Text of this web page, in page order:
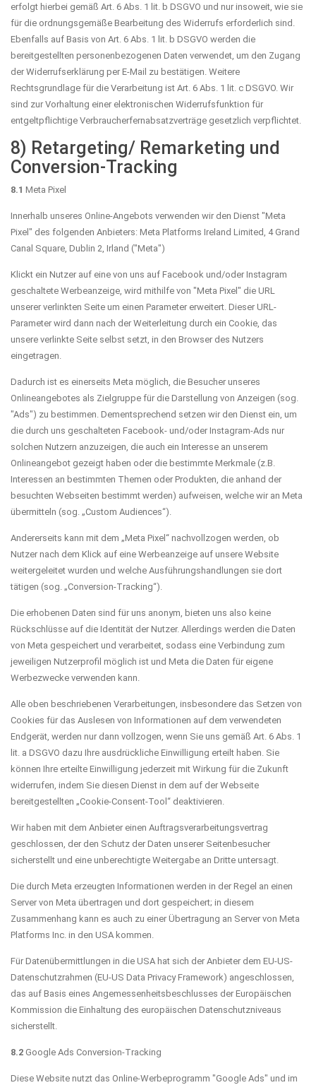
erfolgt hierbei gemäß Art. 6 Abs. 1 lit. b DSGVO und nur insoweit, wie sie
für die ordnungsgemäße Bearbeitung des Widerrufs erforderlich sind.
Ebenfalls auf Basis von Art. 6 Abs. 1 lit. b DSGVO werden die
bereitgestellten personenbezogenen Daten verwendet, um den Zugang
der Widerrufserklärung per E-Mail zu bestätigen. Weitere
Rechtsgrundlage für die Verarbeitung ist Art. 6 Abs. 1 lit. c DSGVO. Wir
sind zur Vorhaltung einer elektronischen Widerrufsfunktion für
entgeltpflichtige Verbraucherfernabsatzverträge gesetzlich verpflichtet.
8) Retargeting/ Remarketing und
Conversion-Tracking
8.1 Meta Pixel
Innerhalb unseres Online-Angebots verwenden wir den Dienst "Meta
Pixel" des folgenden Anbieters: Meta Platforms Ireland Limited, 4 Grand
Canal Square, Dublin 2, Irland ("Meta")
Klickt ein Nutzer auf eine von uns auf Facebook und/oder Instagram
geschaltete Werbeanzeige, wird mithilfe von "Meta Pixel" die URL
unserer verlinkten Seite um einen Parameter erweitert. Dieser URL-
Parameter wird dann nach der Weiterleitung durch ein Cookie, das
unsere verlinkte Seite selbst setzt, in den Browser des Nutzers
eingetragen.
Dadurch ist es einerseits Meta möglich, die Besucher unseres
Onlineangebotes als Zielgruppe für die Darstellung von Anzeigen (sog.
"Ads") zu bestimmen. Dementsprechend setzen wir den Dienst ein, um
die durch uns geschalteten Facebook- und/oder Instagram-Ads nur
solchen Nutzern anzuzeigen, die auch ein Interesse an unserem
Onlineangebot gezeigt haben oder die bestimmte Merkmale (z.B.
Interessen an bestimmten Themen oder Produkten, die anhand der
besuchten Webseiten bestimmt werden) aufweisen, welche wir an Meta
übermitteln (sog. „Custom Audiences“).
Andererseits kann mit dem „Meta Pixel“ nachvollzogen werden, ob
Nutzer nach dem Klick auf eine Werbeanzeige auf unsere Website
weitergeleitet wurden und welche Ausführungshandlungen sie dort
tätigen (sog. „Conversion-Tracking“).
Die erhobenen Daten sind für uns anonym, bieten uns also keine
Rückschlüsse auf die Identität der Nutzer. Allerdings werden die Daten
von Meta gespeichert und verarbeitet, sodass eine Verbindung zum
jeweiligen Nutzerprofil möglich ist und Meta die Daten für eigene
Werbezwecke verwenden kann.
Alle oben beschriebenen Verarbeitungen, insbesondere das Setzen von
Cookies für das Auslesen von Informationen auf dem verwendeten
Endgerät, werden nur dann vollzogen, wenn Sie uns gemäß Art. 6 Abs. 1
lit. a DSGVO dazu Ihre ausdrückliche Einwilligung erteilt haben. Sie
können Ihre erteilte Einwilligung jederzeit mit Wirkung für die Zukunft
widerrufen, indem Sie diesen Dienst in dem auf der Webseite
bereitgestellten „Cookie-Consent-Tool“ deaktivieren.
Wir haben mit dem Anbieter einen Auftragsverarbeitungsvertrag
geschlossen, der den Schutz der Daten unserer Seitenbesucher
sicherstellt und eine unberechtigte Weitergabe an Dritte untersagt.
Die durch Meta erzeugten Informationen werden in der Regel an einen
Server von Meta übertragen und dort gespeichert; in diesem
Zusammenhang kann es auch zu einer Übertragung an Server von Meta
Platforms Inc. in den USA kommen.
Für Datenübermittlungen in die USA hat sich der Anbieter dem EU-US-
Datenschutzrahmen (EU-US Data Privacy Framework) angeschlossen,
das auf Basis eines Angemessenheitsbeschlusses der Europäischen
Kommission die Einhaltung des europäischen Datenschutzniveaus
sicherstellt.
8.2 Google Ads Conversion-Tracking
Diese Website nutzt das Online-Werbeprogramm "Google Ads" und im